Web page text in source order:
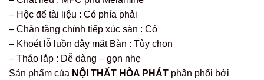
– Hộc để tài liệu : Có phía phải
– Chân tăng chỉnh tiếp xúc sàn : Có
– Khoét lỗ luồn dây mặt Bàn : Tùy chọn
– Tháo lắp : Dễ dàng – gọn nhẹ
Sản phẩm của NỘI THẤT HÒA PHÁT phân phối bởi